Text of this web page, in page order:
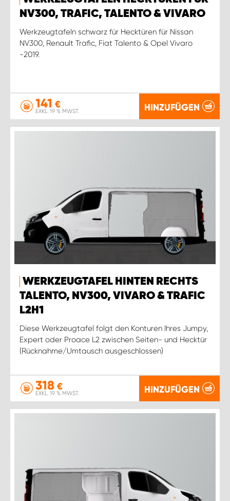
NV300, TRAFIC, TALENTO & VIVARO
Werkzeugtafeln schwarz für Hecktüren für Nissan
NV300, Renault Trafic, Fiat Talento & Opel Vivaro
-2019.
141 €
EXKL. 19 % MWST. HINZUFÜGEN
WERKZEUGTAFEL HINTEN RECHTS
TALENTO, NV300, VIVARO & TRAFIC
L2H1
Diese Werkzeugtafel folgt den Konturen Ihres Jumpy,
Expert oder Proace L2 zwischen Seiten- und Hecktür
(Rücknahme/Umtausch ausgeschlossen)
318 €
EXKL. 19 % MWST. HINZUFÜGEN
WORK SYSTEM STUTTGART